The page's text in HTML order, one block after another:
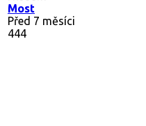
Most
Před 7 měsíci
444